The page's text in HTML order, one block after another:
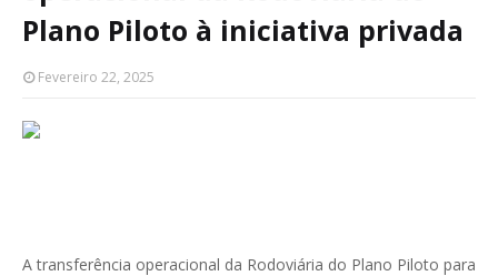
Plano Piloto à iniciativa privada
Fevereiro 22, 2025
A transferência operacional da Rodoviária do Plano Piloto para